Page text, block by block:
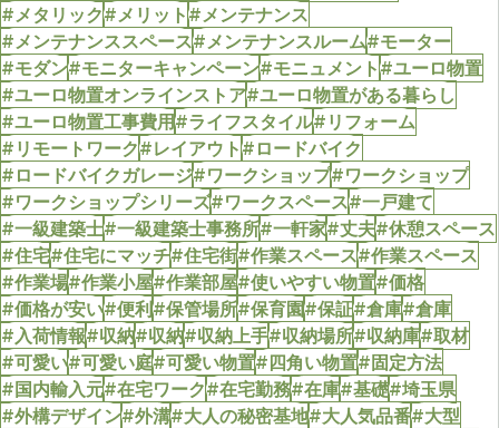
#メタリック#メリット#メンテナンス
#メンテナンススペース#メンテナンスルーム#モーター
#モダン#モニターキャンペーン#モニュメント#ユーロ物置
#ユーロ物置オンラインストア#ユーロ物置がある暮らし
#ユーロ物置工事費用#ライフスタイル#リフォーム
#リモートワーク#レイアウト#ロードバイク
#ロードバイクガレージ#ワークショップ#ワークショップ
#ワークショップシリーズ#ワークスペース#一戸建て
#一級建築士#一級建築士事務所#一軒家#丈夫#休憩スペース
#住宅#住宅にマッチ#住宅街#作業スペース#作業スペース
#作業場#作業小屋#作業部屋#使いやすい物置#価格
#価格が安い#便利#保管場所#保育園#保証#倉庫#倉庫
#入荷情報#収納#収納#収納上手#収納場所#収納庫#取材
#可愛い#可愛い庭#可愛い物置#四角い物置#固定方法
#国内輸入元#在宅ワーク#在宅勤務#在庫#基礎#埼玉県
#外構デザイン#外溝#大人の秘密基地#大人気品番#大型